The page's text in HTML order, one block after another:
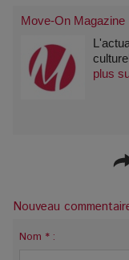
Move-On Magazine
plus
Nouveau
Nom * :